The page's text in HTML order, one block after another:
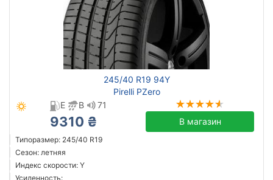
245/40 R19 94Y
Pirelli PZero
E
B 71
9310 ₴ В магазин
Типоразмер: 245/40 R19
Сезон: летняя
Индекс скорости: Y
Усиленность: